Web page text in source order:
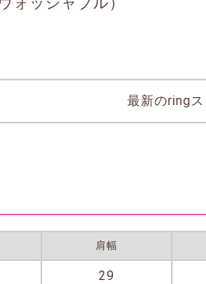
最新のring
肩幅
29